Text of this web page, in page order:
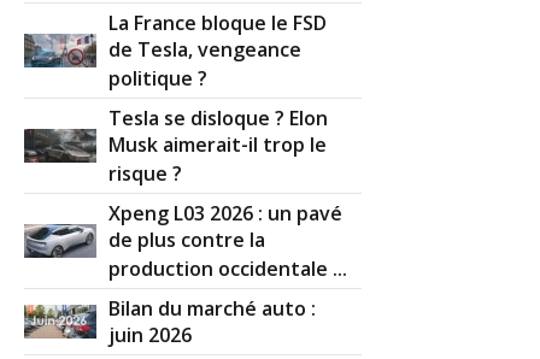
La France bloque le FSD
de Tesla, vengeance
politique ?
Tesla se disloque ? Elon
Musk aimerait-il trop le
risque ?
Xpeng L03 2026 : un pavé
de plus contre la
production occidentale ...
Bilan du marché auto :
juin 2026